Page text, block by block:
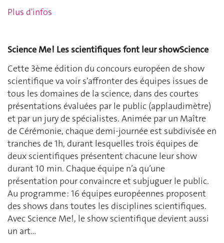
Plus d'infos
Science Me ! Les scientifiques font leur showScience
Cette 3ème édition du concours européen de show
scientifique va voir s’affronter des équipes issues de
tous les domaines de la science, dans des courtes
présentations évaluées par le public (applaudimètre)
et par un jury de spécialistes. Animée par un Maître
de Cérémonie, chaque demi-journée est subdivisée en
tranches de 1h, durant lesquelles trois équipes de
deux scientifiques présentent chacune leur show
durant 10 min. Chaque équipe n’a qu’une
présentation pour convaincre et subjuguer le public.
Au programme : 16 équipes européennes proposent
des shows dans toutes les disciplines scientifiques.
Avec Science Me!, le show scientifique devient aussi
un art…